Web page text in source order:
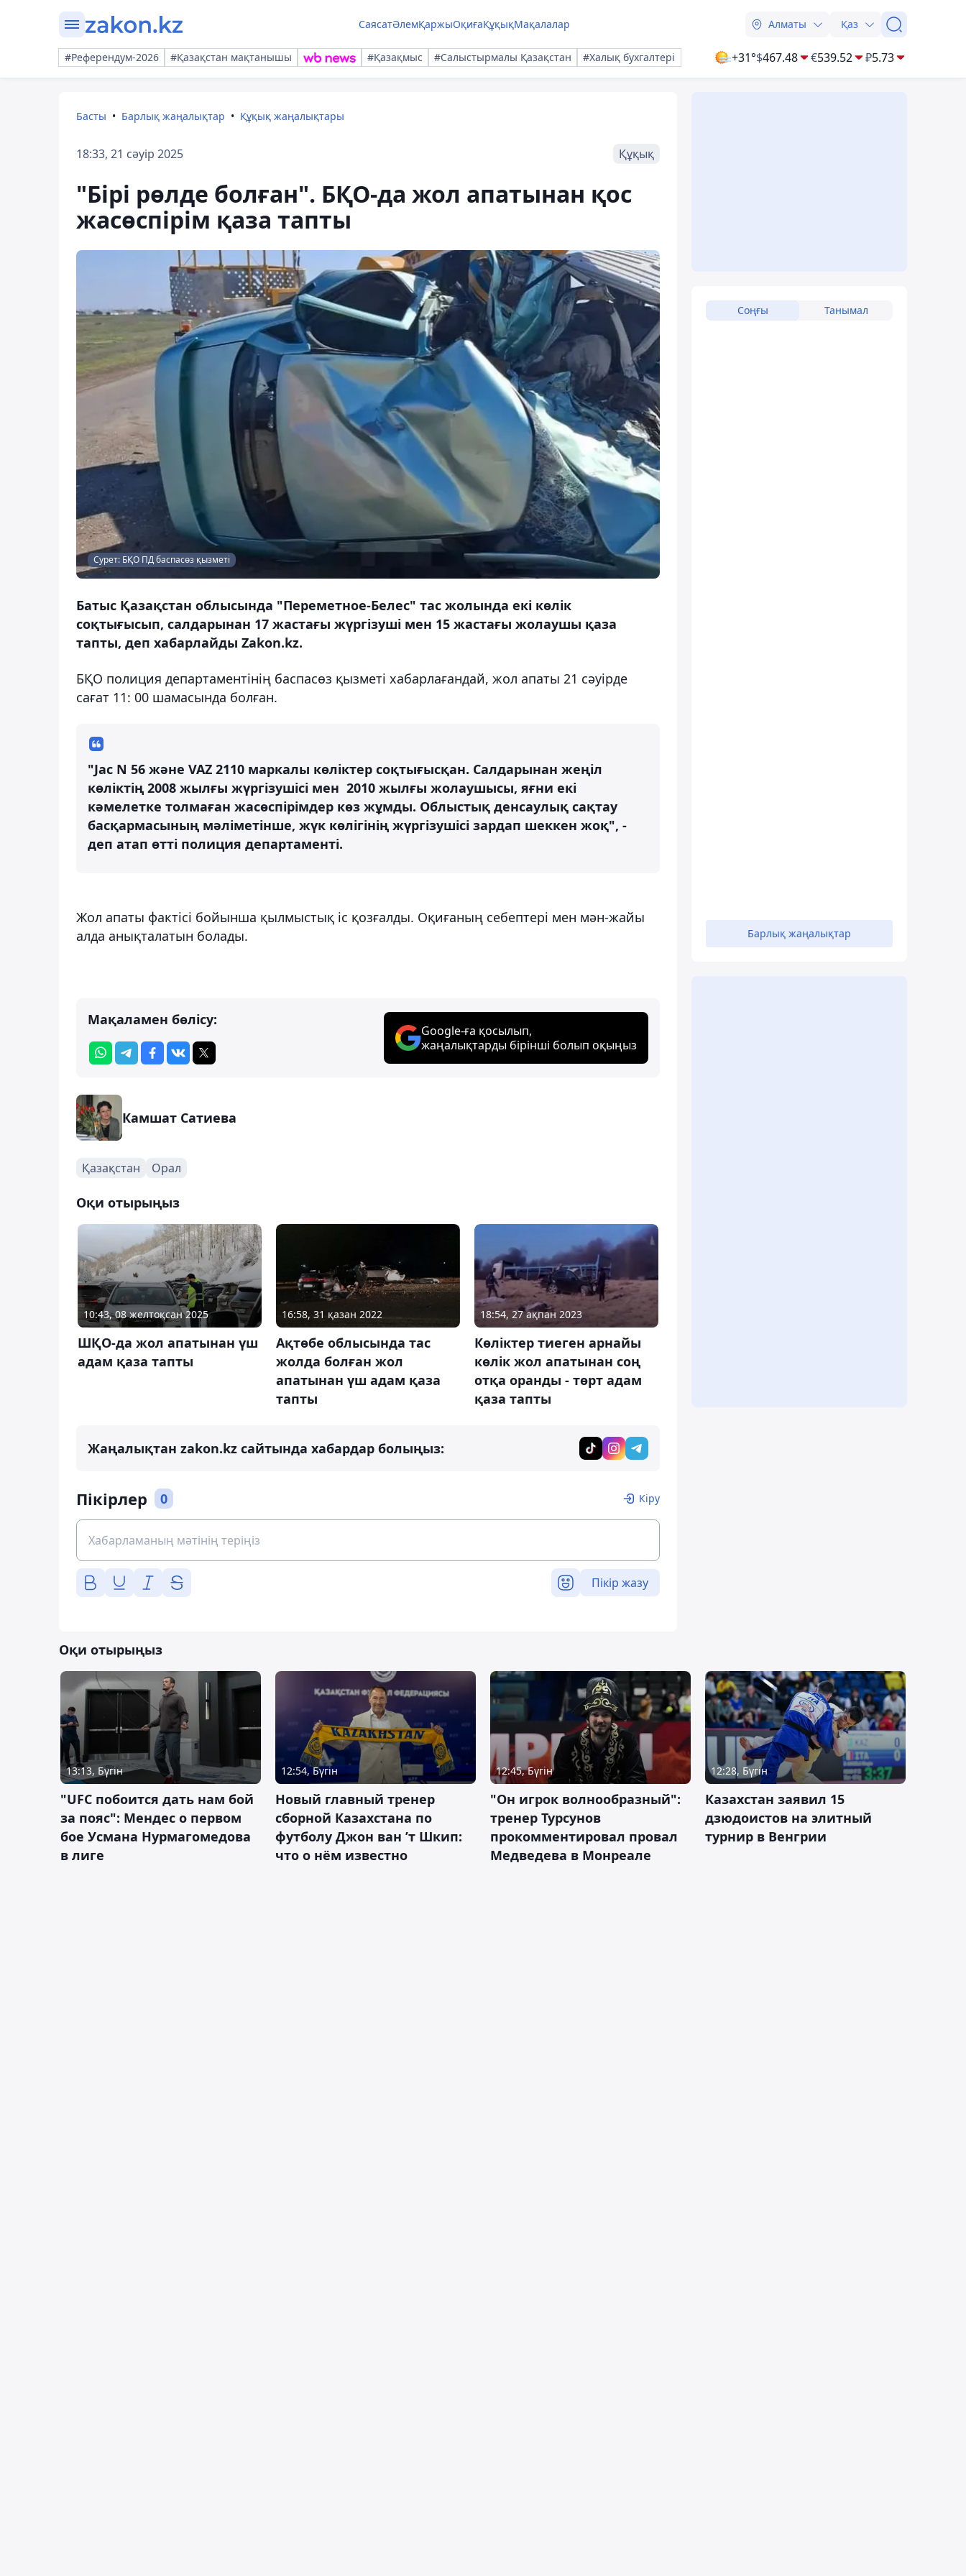
СаясатӘлемҚаржыОқиғаҚұқықМақалалар Алматы Қаз
#Референдум-2026 #Қазақстан мақтанышы #Қазақмыс #Салыстырмалы Қазақстан #Халық бухгалтері +31°$467.48 €539.52 ₽5.73
Басты Барлық жаңалықтар Құқық жаңалықтары
18:33, 21 сәуір 2025 Құқық
"Бірі рөлде болған". БҚО-да жол апатынан қос
жасөспірім қаза тапты
Сурет: БҚО ПД баспасөз қызметі
Батыс Қазақстан облысында "Переметное-Белес" тас жолында екі көлік
соқтығысып, салдарынан 17 жастағы жүргізуші мен 15 жастағы жолаушы қаза
тапты, деп хабарлайды Zakon.kz.
БҚО полиция департаментінің баспасөз қызметі хабарлағандай, жол апаты 21 сәуірде
сағат 11: 00 шамасында болған.
"Jac N 56 және VAZ 2110 маркалы көліктер соқтығысқан. Салдарынан жеңіл
көліктің 2008 жылғы жүргізушісі мен 2010 жылғы жолаушысы, яғни екі
кәмелетке толмаған жасөспірімдер көз жұмды. Облыстық денсаулық сақтау
басқармасының мәліметінше, жүк көлігінің жүргізушісі зардап шеккен жоқ", -
деп атап өтті полиция департаменті.
Жол апаты фактісі бойынша қылмыстық іс қозғалды. Оқиғаның себептері мен мән-жайы
алда анықталатын болады.
Мақаламен бөлісу:
Google-ға қосылып,
жаңалықтарды бірінші болып оқыңыз
Камшат Сатиева
Қазақстан Орал
Оқи отырыңыз
10:43, 08 желтоқсан 2025
ШҚО-да жол апатынан үш
адам қаза тапты
16:58, 31 қазан 2022
Ақтөбе облысында тас
жолда болған жол
апатынан үш адам қаза
тапты
18:54, 27 ақпан 2023
Көліктер тиеген арнайы
көлік жол апатынан соң
отқа оранды - төрт адам
қаза тапты
Жаңалықтан zakon.kz сайтында хабардар болыңыз:
Пікірлер 0 Кіру
Пікір жазу
Соңғы Танымал
Барлық жаңалықтар
Оқи отырыңыз
13:13, Бүгін
"UFC побоится дать нам бой
за пояс": Мендес о первом
бое Усмана Нурмагомедова
в лиге
12:54, Бүгін
Новый главный тренер
сборной Казахстана по
футболу Джон ван ’т Шкип:
что о нём известно
12:45, Бүгін
"Он игрок волнообразный":
тренер Турсунов
прокомментировал провал
Медведева в Монреале
12:28, Бүгін
Казахстан заявил 15
дзюдоистов на элитный
турнир в Венгрии